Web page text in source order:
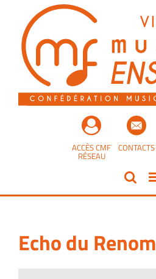
contenu
CONTACTS
ACCÈS CMF
RÉSEAU
Echo du Renom